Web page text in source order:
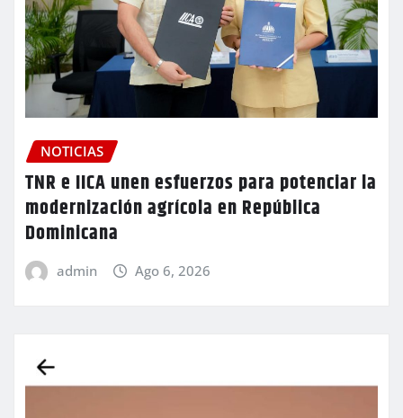
NOTICIAS
TNR e IICA unen esfuerzos para potenciar la
modernización agrícola en República
Dominicana
admin Ago 6, 2026